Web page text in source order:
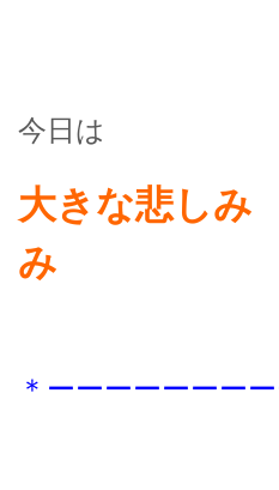
今日は
大きな悲しみ
み
＊ーーーーーーー